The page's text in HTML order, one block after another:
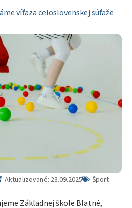
víťaza celoslovenskej súťaže
Aktualizované: 23.09.2025 Šport
Základnej škole Blatné,